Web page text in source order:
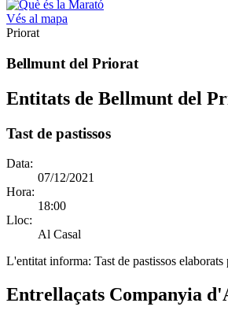
Vés al mapa
Priorat
Bellmunt del Priorat
Entitats de Bellmunt del
Tast de pastissos
Data:
07/12/2021
Hora:
18:00
Lloc:
Al Casal
L'entitat informa: Tast de pastissos
Entrellaçats Companyia